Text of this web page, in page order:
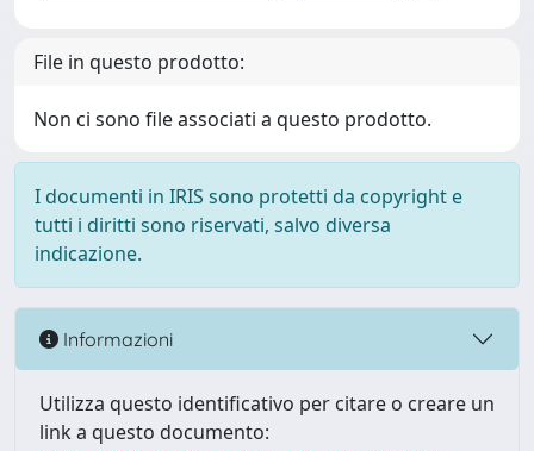
File in questo prodotto:
Non ci sono file associati a questo prodotto.
I documenti in IRIS sono protetti da copyright e
tutti i diritti sono riservati, salvo diversa
indicazione.
Informazioni
Utilizza questo identificativo per citare o creare un
link a questo documento: